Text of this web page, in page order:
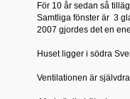
För 10 år sedan så
Samtliga fönster är 3
2007 gjordes det en
Huset ligger i södra
Ventilationen är